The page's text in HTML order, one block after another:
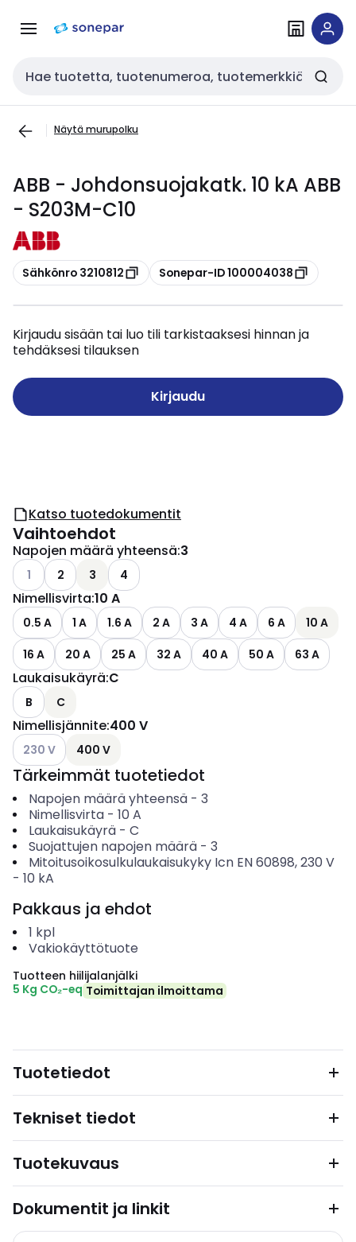
navigointiinsisältöön
Haku
Näytä murupolku
ABB - Johdonsuojakatk. 10 kA ABB
- S203M-C10
Kopioi
Sähkönro 3210812 Kopioi
Sonepar-ID 100004038
Kirjaudu sisään tai luo tili tarkistaaksesi hinnan ja
tehdäksesi tilauksen
Kirjaudu
Katso tuotedokumentit
Vaihtoehdot
Napojen määrä yhteensä:3
Katso käytettävissä olevat vaihtoehdot
1 2 3 4
Nimellisvirta:10 A
0.5 A 1 A 1.6 A 2 A 3 A 4 A 6 A
10 A
16 A
20 A 25 A 32 A 40 A 50 A 63 A
Laukaisukäyrä:C
B C
Nimellisjännite:400 V
Katso käytettävissä olevat vaihtoehdot
230 V 400 V
Tärkeimmät tuotetiedot
Napojen määrä yhteensä- 3
Nimellisvirta- 10 A
Laukaisukäyrä- C
Suojattujen napojen määrä- 3
Mitoitusoikosulkulaukaisukyky Icn EN 60898, 230 V
- 10 kA
Pakkaus ja ehdot
1 kpl
Vakiokäyttötuote
Tuotteen hiilijalanjälki
5 Kg CO₂-eq Toimittajan ilmoittama
Tuotetiedot
Tekniset tiedot
Tuotekuvaus
Dokumentit ja linkit